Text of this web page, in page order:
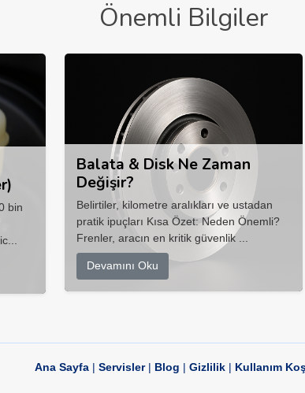
Önemli Bilgiler
bin
Balata & Disk Ne Zaman
Değişir?
Belirtiler, kilometre aralıkları ve ustadan
pratik ipuçları Kısa Özet: Neden Önemli?
Frenler, aracın en kritik güvenlik ...
Devamını Oku
Ana Sayfa| Servisler| Blog | Gizlilik| Kullanım